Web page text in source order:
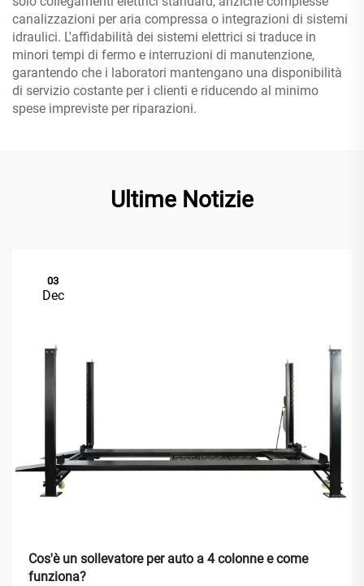
canalizzazioni per aria compressa o integrazioni di sistemi
idraulici. L'affidabilità dei sistemi elettrici si traduce in
minori tempi di fermo e interruzioni di manutenzione,
garantendo che i laboratori mantengano una disponibilità
di servizio costante per i clienti e riducendo al minimo
spese impreviste per riparazioni.
Ultime Notizie
03
Dec
Cos'è un sollevatore per auto a 4 colonne e come
funziona?